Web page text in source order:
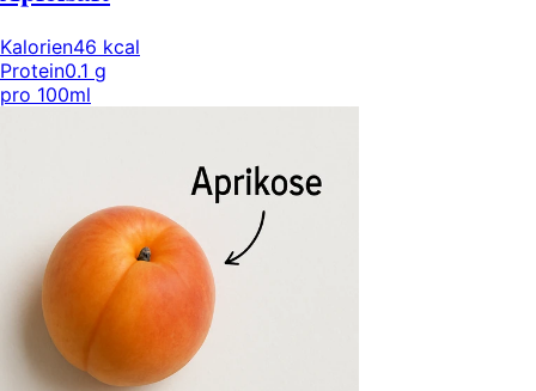
Kalorien46 kcal
Protein0.1 g
pro 100ml